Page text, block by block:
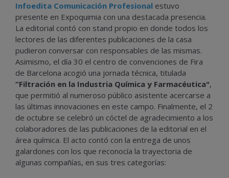
Infoedita Comunicación Profesional estuvo
presente en Expoquimia con una destacada presencia.
La editorial contó con stand propio en donde todos los
lectores de las diferentes publicaciones de la casa
pudieron conversar con responsables de las mismas.
Asimismo, el día 30 el centro de convenciones de Fira
de Barcelona acogió una jornada técnica, titulada
“Filtración en la Industria Química y Farmacéutica",
que permitió al numeroso público asistente acercarse a
las últimas innovaciones en este campo. Finalmente, el 2
de octubre se celebró un cóctel de agradecimiento a los
colaboradores de las publicaciones de la editorial en el
área química. El acto contó con la entrega de unos
galardones con los que reconocía la trayectoria de
algunas compañías, en sus tres categorías: